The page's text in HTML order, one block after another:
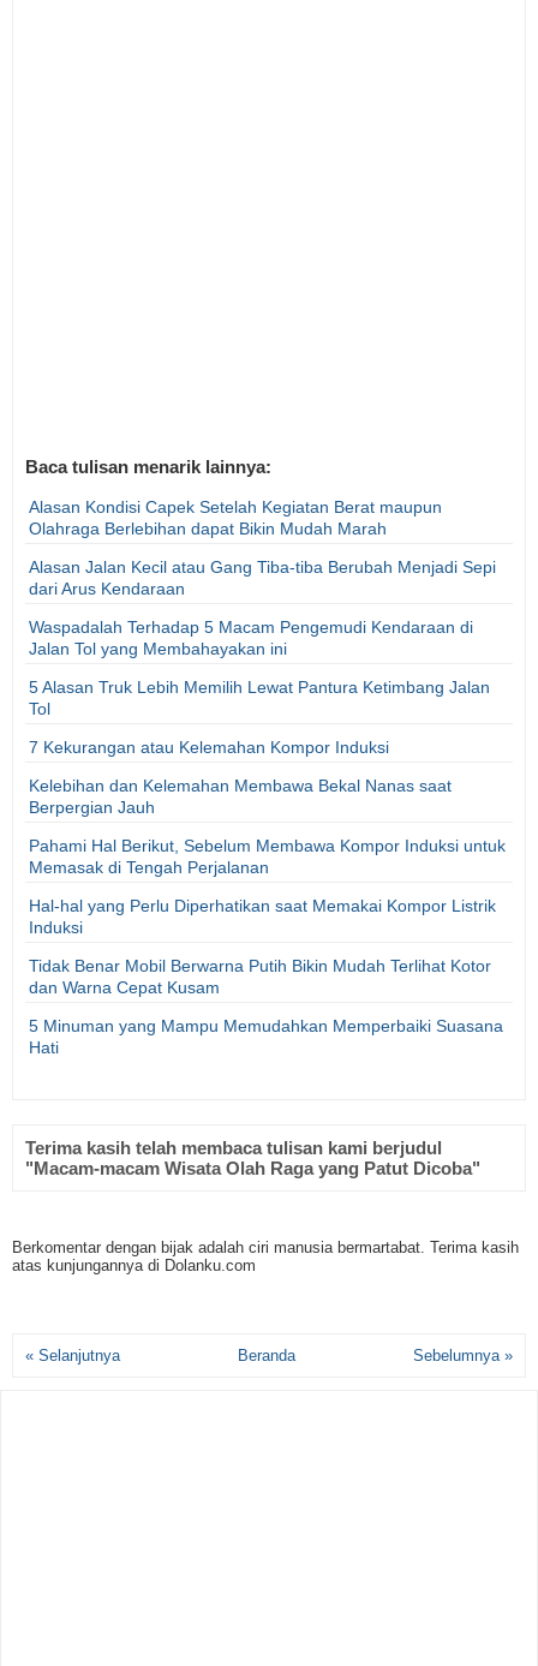
Baca tulisan menarik lainnya:
Alasan Kondisi Capek Setelah Kegiatan Berat maupun
Olahraga Berlebihan dapat Bikin Mudah Marah
Alasan Jalan Kecil atau Gang Tiba-tiba Berubah Menjadi Sepi
dari Arus Kendaraan
Waspadalah Terhadap 5 Macam Pengemudi Kendaraan di
Jalan Tol yang Membahayakan ini
5 Alasan Truk Lebih Memilih Lewat Pantura Ketimbang Jalan
Tol
7 Kekurangan atau Kelemahan Kompor Induksi
Kelebihan dan Kelemahan Membawa Bekal Nanas saat
Berpergian Jauh
Pahami Hal Berikut, Sebelum Membawa Kompor Induksi untuk
Memasak di Tengah Perjalanan
Hal-hal yang Perlu Diperhatikan saat Memakai Kompor Listrik
Induksi
Tidak Benar Mobil Berwarna Putih Bikin Mudah Terlihat Kotor
dan Warna Cepat Kusam
5 Minuman yang Mampu Memudahkan Memperbaiki Suasana
Hati
Terima kasih telah membaca tulisan kami berjudul
"Macam-macam Wisata Olah Raga yang Patut Dicoba"
Berkomentar dengan bijak adalah ciri manusia bermartabat. Terima kasih
atas kunjungannya di Dolanku.com
« Selanjutnya Sebelumnya »
Beranda